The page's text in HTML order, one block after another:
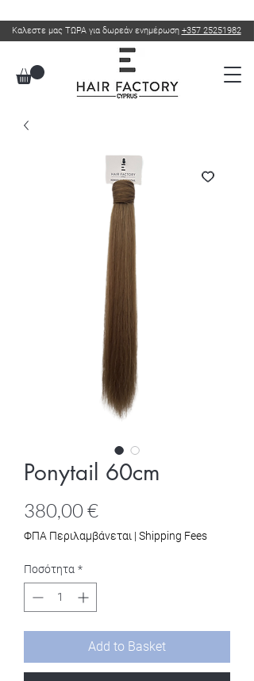
Καλεστε μας ΤΩΡΑ για δωρεάν ενημέρωση +357 25251982
Ponytail 60cm
380,00 €Τιμή
ΦΠΑ Περιλαμβάνεται | Shipping Fees
Ποσότητα *
Add to Basket